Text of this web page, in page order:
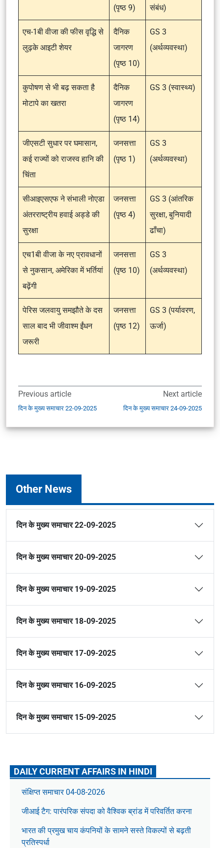
(पृष्ठ 9)
संबंध)
एच-1बी वीजा की फीस वृद्धि से
लुढ़के आइटी शेयर
दैनिक
जागरण
(पृष्ठ 10)
GS 3
(अर्थव्यवस्था)
कुपोषण से भी बढ़ सकता है
मोटापे का खतरा
दैनिक
जागरण
(पृष्ठ 14)
GS 3 (स्वास्थ्य)
जीएसटी सुधार पर घमासान,
कई राज्यों को राजस्व हानि की
चिंता
जनसत्ता
(पृष्ठ 1)
GS 3
(अर्थव्यवस्था)
सीआइएसएफ ने संभाली नोएडा
अंतरराष्ट्रीय हवाई अड्डे की
सुरक्षा
जनसत्ता
(पृष्ठ 4)
GS 3 (आंतरिक
सुरक्षा, बुनियादी
ढाँचा)
एच1बी वीजा के नए प्रावधानों
से नुकसान, अमेरिका में भर्तियां
बढ़ेंगी
जनसत्ता
(पृष्ठ 10)
GS 3
(अर्थव्यवस्था)
पेरिस जलवायु समझौते के दस
साल बाद भी जीवाश्म ईंधन
जरूरी
जनसत्ता
(पृष्ठ 12)
GS 3 (पर्यावरण,
ऊर्जा)
Previous article
दिन के मुख्य समाचार 22-09-2025
Next article
दिन के मुख्य समाचार 24-09-2025
Other News
दिन के मुख्य समाचार 22-09-2025
दिन के मुख्य समाचार 20-09-2025
दिन के मुख्य समाचार 19-09-2025
दिन के मुख्य समाचार 18-09-2025
दिन के मुख्य समाचार 17-09-2025
दिन के मुख्य समाचार 16-09-2025
दिन के मुख्य समाचार 15-09-2025
DAILY CURRENT AFFAIRS IN HINDI
संक्षिप्त समाचार 04-08-2026
जीआई टैग: पारंपरिक संपदा को वैश्विक ब्रांड में परिवर्तित करना
भारत की प्रमुख चाय कंपनियों के सामने सस्ते विकल्पों से बढ़ती
प्रतिस्पर्धा